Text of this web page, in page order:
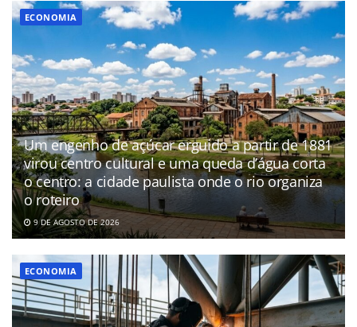
ECONOMIA
Um engenho de açúcar erguido a partir de 1881
virou centro cultural e uma queda d’água corta
o centro: a cidade paulista onde o rio organiza
o roteiro
9 DE AGOSTO DE 2026
ECONOMIA